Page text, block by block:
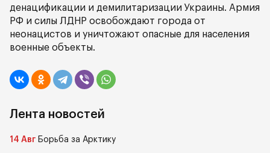
денацификации и демилитаризации Украины. Армия
РФ и силы ЛДНР освобождают города от
неонацистов и уничтожают опасные для населения
военные объекты.
Лента новостей
14 Авг Борьба за Арктику